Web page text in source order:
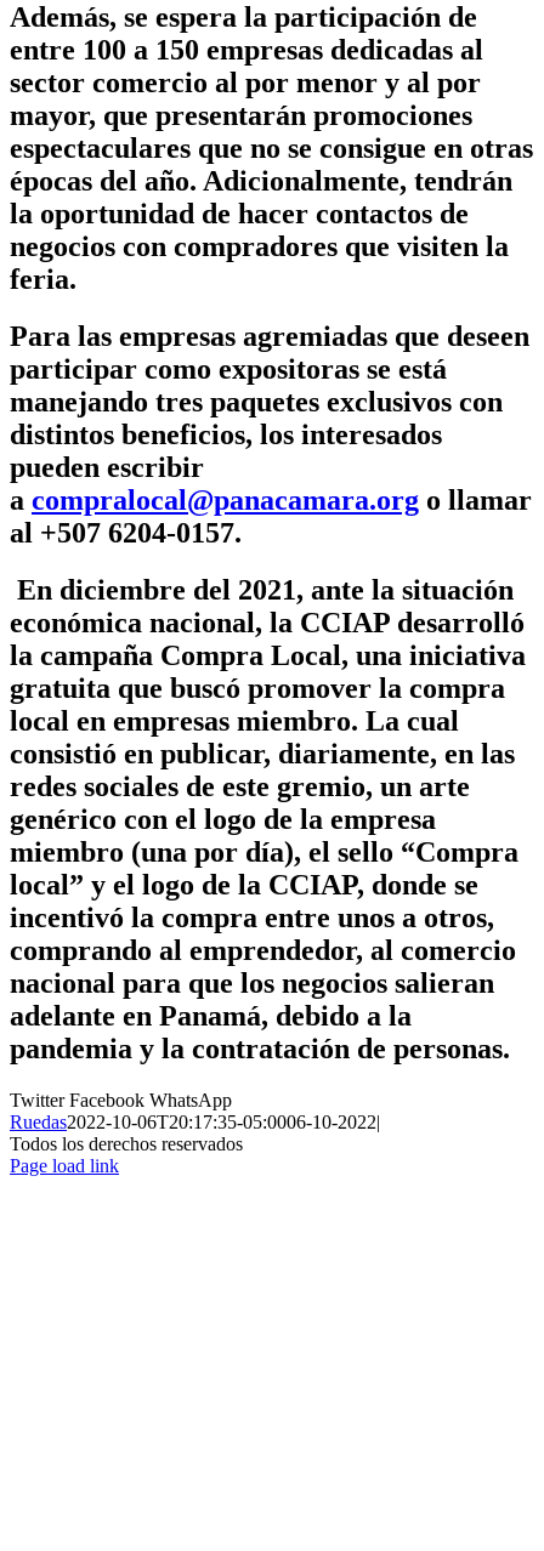
Además, se espera la participación de
entre 100 a 150 empresas dedicadas al
sector comercio al por menor y al por
mayor, que presentarán promociones
espectaculares que no se consigue en otras
épocas del año. Adicionalmente, tendrán
la oportunidad de hacer contactos de
negocios con compradores que visiten la
feria.
Para las empresas agremiadas que deseen
participar como expositoras se está
manejando tres paquetes exclusivos con
distintos beneficios, los interesados
pueden escribir
a compralocal@panacamara.org o llamar
al +507 6204-0157.
En diciembre del 2021, ante la situación
económica nacional, la CCIAP desarrolló
la campaña Compra Local, una iniciativa
gratuita que buscó promover la compra
local en empresas miembro. La cual
consistió en publicar, diariamente, en las
redes sociales de este gremio, un arte
genérico con el logo de la empresa
miembro (una por día), el sello “Compra
local” y el logo de la CCIAP, donde se
incentivó la compra entre unos a otros,
comprando al emprendedor, al comercio
nacional para que los negocios salieran
adelante en Panamá, debido a la
pandemia y la contratación de personas.
TwitterFacebook WhatsApp
Ruedas2022-10-06T20:17:35-05:0006-10-2022|
Todos los derechos reservados
Page load link